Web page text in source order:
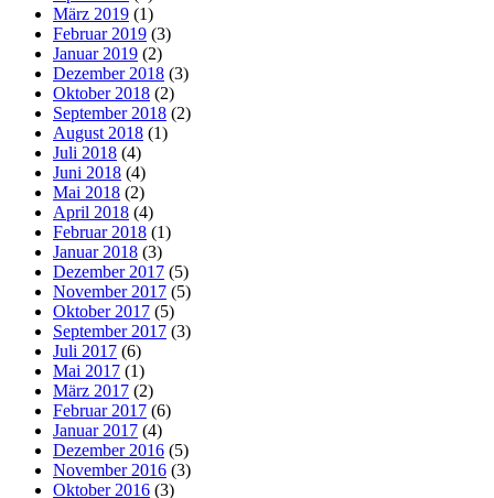
März 2019 (1)
Februar 2019 (3)
Januar 2019 (2)
Dezember 2018 (3)
Oktober 2018 (2)
September 2018 (2)
August 2018 (1)
Juli 2018 (4)
Juni 2018 (4)
Mai 2018 (2)
April 2018 (4)
Februar 2018 (1)
Januar 2018 (3)
Dezember 2017 (5)
November 2017 (5)
Oktober 2017 (5)
September 2017 (3)
Juli 2017 (6)
Mai 2017 (1)
März 2017 (2)
Februar 2017 (6)
Januar 2017 (4)
Dezember 2016 (5)
November 2016 (3)
Oktober 2016 (3)